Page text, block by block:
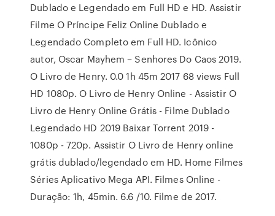
Dublado e Legendado em Full HD e HD. Assistir
Filme O Príncipe Feliz Online Dublado e
Legendado Completo em Full HD. Icônico
autor, Oscar Mayhem – Senhores Do Caos 2019.
O Livro de Henry. 0.0 1h 45m 2017 68 views Full
HD 1080p. O Livro de Henry Online - Assistir O
Livro de Henry Online Grátis - Filme Dublado
Legendado HD 2019 Baixar Torrent 2019 -
1080p - 720p. Assistir O Livro de Henry online
grátis dublado/legendado em HD. Home Filmes
Séries Aplicativo Mega API. Filmes Online -
Duração: 1h, 45min. 6.6 /10. Filme de 2017.